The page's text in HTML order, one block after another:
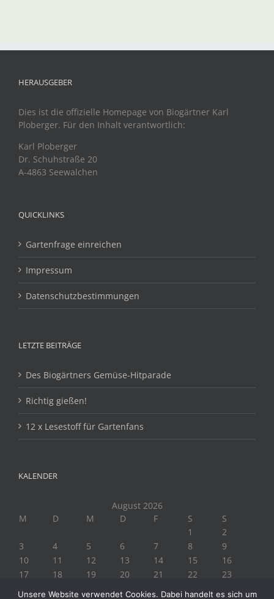
HERAUSGEBER
Dies ist die offizielle Homepage von Biogärtner Karl
Ploberger. Für den Inhalt verantwortlich:
Karl Ploberger
Dr. Schuhstraße 20
A-4863 Seewalchen
QUICKLINKS
Gartenfrage einreichen
Impressum
Datenschutzbestimmungen
LETZTE BEITRÄGE
Des Biogärtners Gemüse-Hitparade
Richtig gießen!
12 x Lesestoff für Gartenfans
KALENDER
August 2026
M
D M D F S
S
1
2
3
4 5 6 7 8
9
10
11 12 13 14 15
16
17
18 19 20 21 22
23
Unsere Website verwendet Cookies. Dabei handelt es sich um